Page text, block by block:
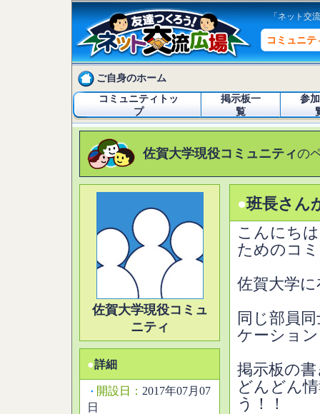
「ネット交
コミュニテ
ご自身のホーム
コミュニティトッ
プ
掲示板一
覧
参
佐賀大学現役コミュニティの
佐賀大学現役コミュ
ニティ
●詳細
・ 開設日： 2017年07月07
日
●班長さん
こんにち
ためのコ
佐賀大学
同じ部員
ケーショ
掲示板の
どんどん
う！！